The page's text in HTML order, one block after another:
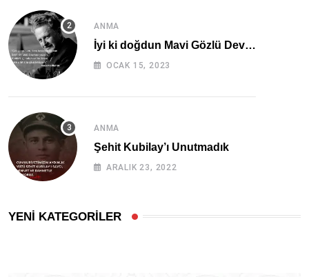
ANMA
İyi ki doğdun Mavi Gözlü Dev…
OCAK 15, 2023
ANMA
Şehit Kubilay’ı Unutmadık
ARALIK 23, 2022
YENİ KATEGORİLER